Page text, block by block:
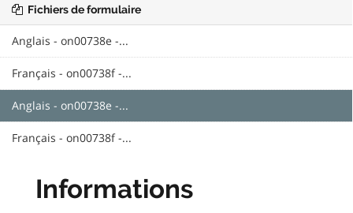
Fichiers de formulaire
Anglais - on00738e -...
Français - on00738f -...
Anglais - on00738e -...
Français - on00738f -...
Informations